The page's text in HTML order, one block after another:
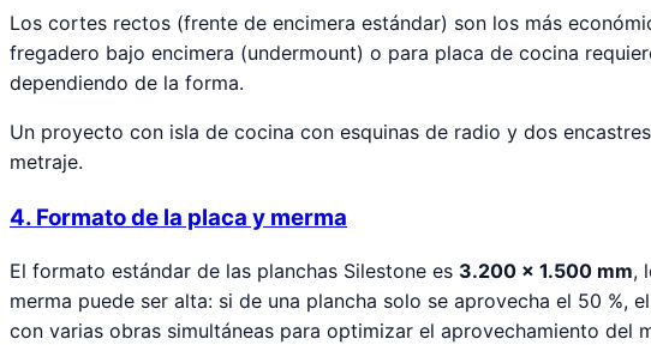
Los cortes rectos (frente de encimera estándar) son los más
fregadero bajo encimera (undermount) o para placa de cocina
dependiendo de la forma.
Un proyecto con isla de cocina con esquinas de radio y dos
metraje.
4. Formato de la placa y merma
El formato estándar de las planchas Silestone es 3.200 × 1.500 mm,
merma puede ser alta: si de una plancha solo se aprovecha el 50
con varias obras simultáneas para optimizar el aprovechamiento del